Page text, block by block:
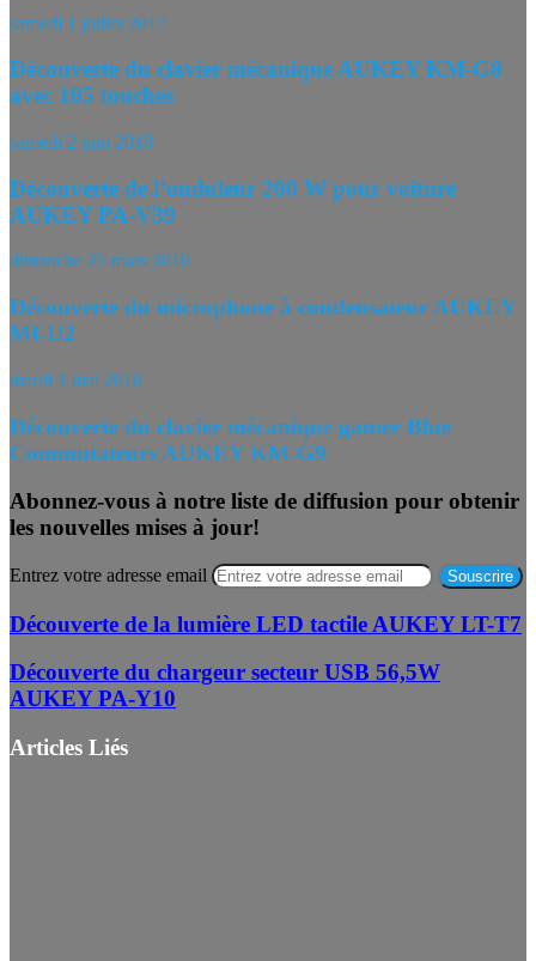
samedi 1 juillet 2017
Découverte du clavier mécanique AUKEY KM-G8
avec 105 touches
samedi 2 juin 2018
Découverte de l’onduleur 200 W pour voiture
AUKEY PA-V39
dimanche 25 mars 2018
Découverte du microphone à condensateur AUKEY
MI-U2
mardi 1 mai 2018
Découverte du clavier mécanique gamer Blue
Commutateurs AUKEY KM-G9
Abonnez-vous à notre liste de diffusion pour obtenir
les nouvelles mises à jour!
Entrez votre adresse email
Découverte de la lumière LED tactile AUKEY LT-T7
Découverte du chargeur secteur USB 56,5W
AUKEY PA-Y10
Articles Liés